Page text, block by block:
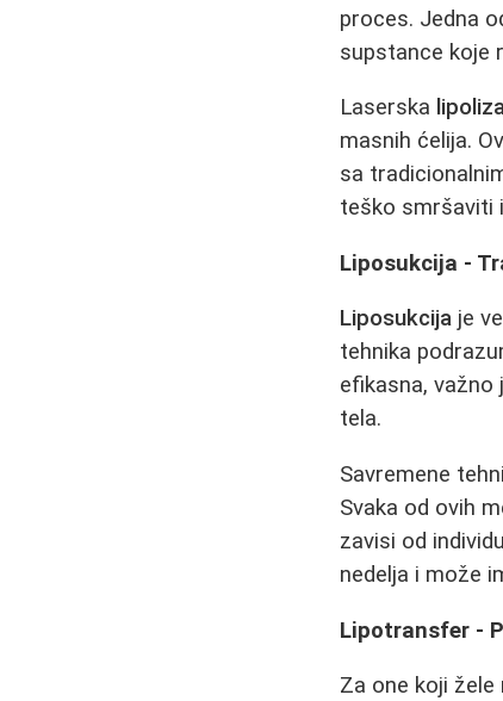
proces. Jedna
supstance koje
Laserska
masnih ćelija.
sa
teško smršaviti
Liposukcija -
Liposukcija je
tehnika
efikasna, važno
tela.
Savremene
Svaka od ovih
zavisi od
nedelja i može
Lipotransfer -
Za one koji žele